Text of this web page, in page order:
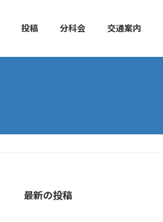
投稿 分科会 交通案内
最新の投稿